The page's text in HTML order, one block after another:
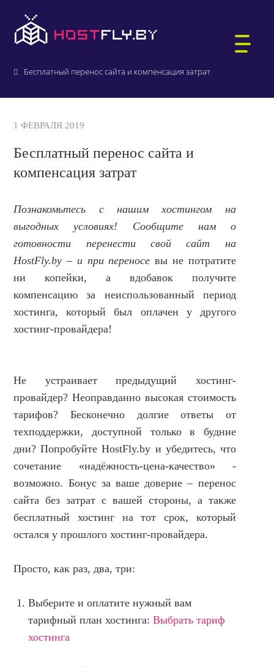
ВИРТУАЛЬНЫЕ СЕРВЕРЫ
БИТРИКС-ХОСТИНГ
1С:БУХГАЛТЕРИЯ
ВЫДЕЛЕННЫЕ СЕРВЕРЫ
ЗАЩИЩЁННЫЙ ХОСТИНГ
РЕГИСТРАЦИЯ ДОМЕНОВ
КТО МЫ
НОВОСТИ И АКЦИИ
БЛОГ
ВЛАДЕЛЬЦАМ ХОСТИНГ-КОМПАНИЙ
Бесплатный перенос сайта и компенсация затрат
1 ФЕВРАЛЯ 2019
Бесплатный перенос сайта и
компенсация затрат
Познакомьтесь с нашим хостингом на
выгодных условиях! Сообщите нам о
готовности перенести свой сайт на
HostFly.by – и при переносевы не потратите
ни копейки, а вдобавок получите
компенсацию за неиспользованный период
хостинга, который был оплачен у другого
хостинг-провайдера!
Не устраивает предыдущий хостинг-
провайдер? Неоправданно высокая стоимость
тарифов? Бесконечно долгие ответы от
техподдержки, доступной только в будние
дни? Попробуйте HostFly.by и убедитесь, что
сочетание «надёжность-цена-качество» -
возможно. Бонус за ваше доверие – перенос
сайта без затрат с вашей стороны, а также
бесплатный хостинг на тот срок, который
остался у прошлого хостинг-провайдера.
Просто, как раз, два, три:
Выберите и оплатите нужный вам
тарифный план хостинга:Выбрать тариф
хостинга